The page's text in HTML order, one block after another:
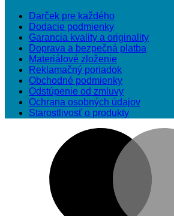
Darček pre každého
Dodacie podmienky
Garancia kvality a originality
Doprava a bezpečná platba
Materiálové zloženie
Reklamačný poriadok
Obchodné podmienky
Odstúpenie od zmluvy
Ochrana osobných údajov
Starostlivosť o produkty